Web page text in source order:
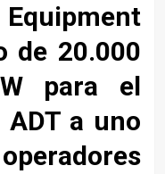
de 20.000
para el
a uno